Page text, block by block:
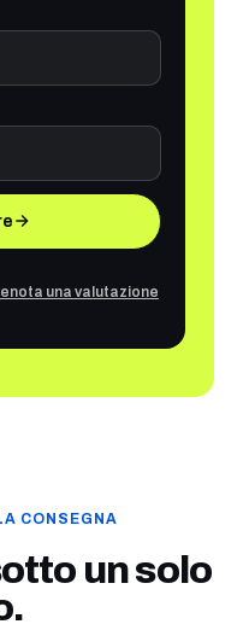
una valutazione
CONSEGNA
un solo